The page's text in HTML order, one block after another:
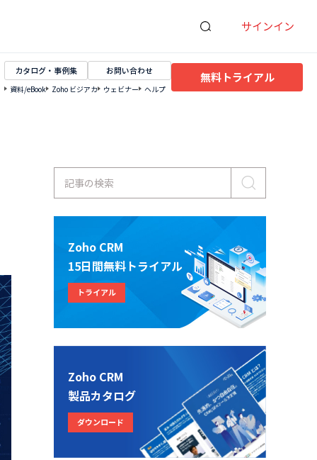
サインイン
カタログ・事例集 お問い合わせ
資料/eBook Zoho ビジアカ ウェビナー ヘルプ
無料トライアル
記事の検索
Zoho CRM
15日間無料トライアル
トライアル
Zoho CRM
製品カタログ
ダウンロード